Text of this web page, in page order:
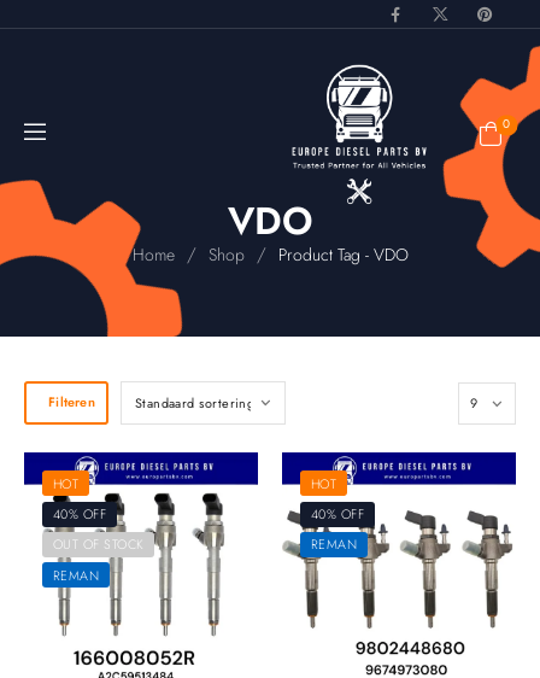
0
VDO
Home / Shop / Product Tag - VDO
Filteren
HOT
40% OFF
OUT OF STOCK
REMAN
HOT
40% OFF
REMAN